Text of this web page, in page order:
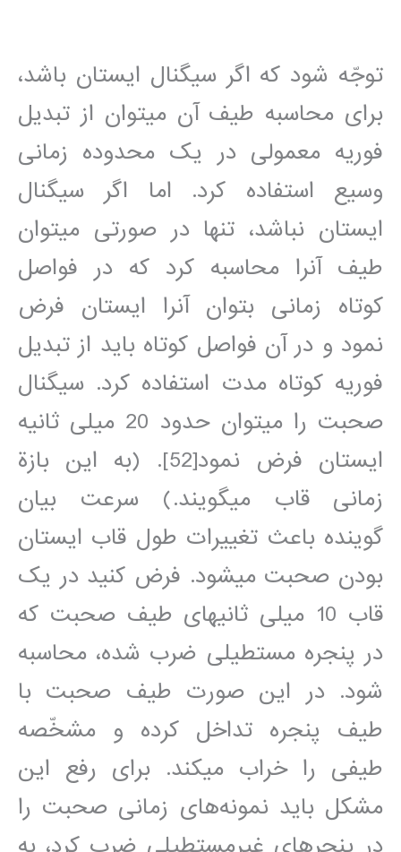
توجّه شود که اگر سيگنال ايستان باشد،
برای محاسبه طيف آن مي‎توان از تبديل
فوريه معمولی در يک محدوده زمانی
وسيع استفاده کرد. اما اگر سيگنال
ايستان نباشد، تنها در صورتی مي‎توان
طيف آنرا محاسبه کرد که در فواصل
کوتاه زمانی بتوان آنرا ايستان فرض
نمود و در آن فواصل کوتاه بايد از تبديل
فوريه کوتاه مدت استفاده کرد. سيگنال
صحبت را مي‎توان حدود 20 ميلی ثانيه
ايستان فرض نمود[52]. (به اين بازة
زمانی قاب مي‎گويند.) سرعت بيان
گوينده باعث تغييرات طول قاب ايستان
بودن صحبت مي‎شود. فرض کنيد در يک
قاب 10 ميلی ثانيه⁯ای طيف صحبت که
در پنجره مستطيلی ضرب شده، محاسبه
شود. در اين صورت طيف صحبت با
طيف پنجره تداخل کرده و مشخّصه
طيفی را خراب مي‎کند. برای رفع اين
مشکل بايد نمونه‌های زمانی صحبت را